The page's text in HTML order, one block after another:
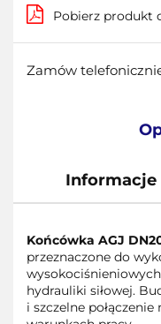
Pobierz produkt
Zamów
Informacje
Końcówka AGJ
przeznaczone do
hydrauliki siłowej.
i szczelne